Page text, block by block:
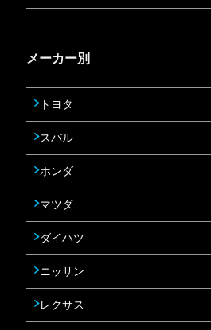
メーカー別
トヨタ
スバル
ホンダ
マツダ
ダイハツ
ニッサン
レクサス